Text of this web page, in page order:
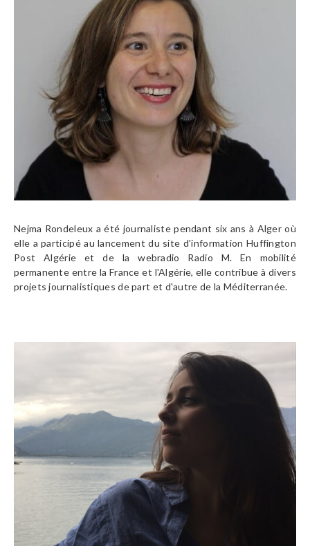
Nejma Rondeleux a été journaliste pendant six ans à Alger où
elle a participé au lancement du site d'information Huffington
Post Algérie et de la webradio Radio M. En mobilité
permanente entre la France et l'Algérie, elle contribue à divers
projets journalistiques de part et d'autre de la Méditerranée.